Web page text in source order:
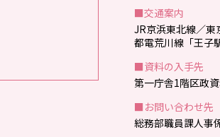
■交通案内
JR京浜東北線／東
都電荒川線「王子
■資料の入手先
第一庁舎1階区政
■お問い合わせ先
総務部職員課人事